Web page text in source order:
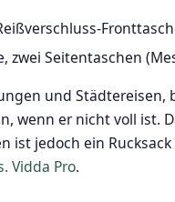
zwei Seitentaschen
und
wenn er nicht voll ist.
jedoch ein
Vidda Pro.